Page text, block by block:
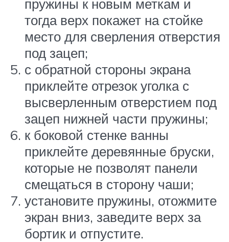
пружины к новым меткам и
тогда верх покажет на стойке
место для сверления отверстия
под зацеп;
с обратной стороны экрана
приклейте отрезок уголка с
высверленным отверстием под
зацеп нижней части пружины;
к боковой стенке ванны
приклейте деревянные бруски,
которые не позволят панели
смещаться в сторону чаши;
установите пружины, отожмите
экран вниз, заведите верх за
бортик и отпустите.